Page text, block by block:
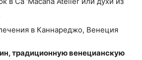
традиционную венецианскую